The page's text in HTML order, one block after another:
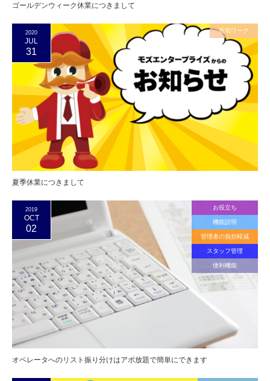
ゴールデンウィーク休業につきまして
2020
JUL
31
在宅ワーク
夏季休業につきまして
2019
OCT
02
お役立ち
機能説明
管理者の負担軽減
スタッフ管理
便利機能
オペレータへのリスト振り分けはアポ放題で簡単にできます